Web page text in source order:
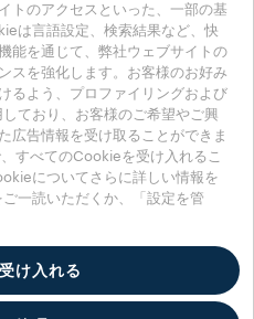
トのアクセスといった、一部の基
は言語設定、検索結果など、快
能を通じて、弊社ウェブサイトの
スを強化します。お客様のお好み
るよう、プロファイリングおよび
ており、お客様のご希望やご興
広告情報を受け取ることができま
すべてのCookieを受け入れるこ
についてさらに詳しい情報を
ご一読いただくか、「設定を管
け入れる